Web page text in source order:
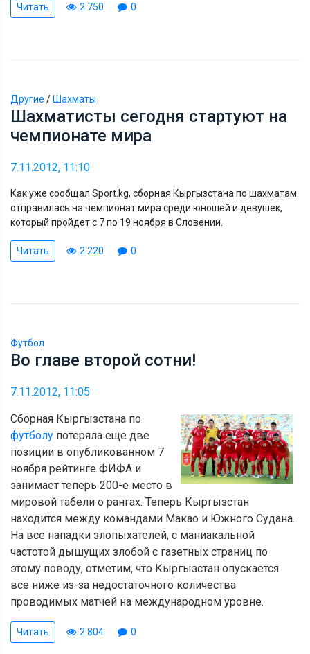
Читать 2 750 0
Другие / Шахматы
Шахматисты сегодня стартуют на
чемпионате мира
7.11.2012, 11:10
Как уже сообщал Sport.kg, сборная Кыргызстана по шахматам
отправилась на чемпионат мира среди юношей и девушек,
который пройдет с 7 по 19 ноября в Словении.
Читать 2 220 0
Футбол
Во главе второй сотни!
7.11.2012, 11:05
Сборная Кыргызстана по
футболу потеряла еще две
позиции в опубликованном 7
ноября рейтинге ФИФА и
занимает теперь 200-е место в
мировой табели о рангах. Теперь Кыргызстан
находится между командами Макао и Южного Судана.
На все нападки злопыхателей, с маниакальной
частотой дышущих злобой с газетных страниц по
этому поводу, отметим, что Кыргызстан опускается
все ниже из-за недостаточного количества
проводимых матчей на международном уровне.
Читать 2 804 0